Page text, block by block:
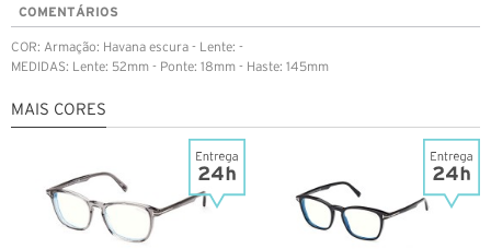
COMENTÁRIOS
COR: Armação: Havana escura - Lente: -
MEDIDAS: Lente: 52mm - Ponte: 18mm - Haste: 145mm
MAIS CORES